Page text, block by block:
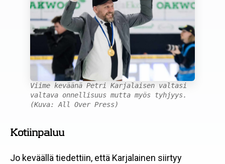
Viime keväänä Petri Karjalaisen valtasi
valtava onnellisuus mutta myös tyhjyys.
(Kuva: All Over Press)
Kotiinpaluu
Jo keväällä tiedettiin, että Karjalainen siirtyy